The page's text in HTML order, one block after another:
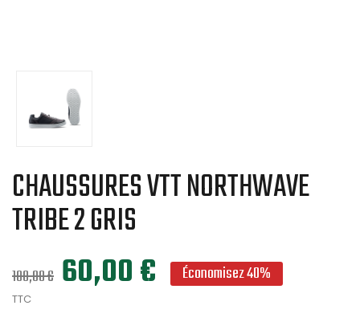
CHAUSSURES VTT NORTHWAVE
TRIBE 2 GRIS
100,00 € 60,00 € Économisez 40%
TTC